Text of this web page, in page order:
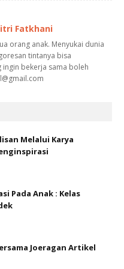
Fatkhani
orang anak. Menyukai dunia
tintanya bisa
ingin bekerja sama boleh
Melalui Karya
Pada Anak : Kelas
Joeragan Artikel